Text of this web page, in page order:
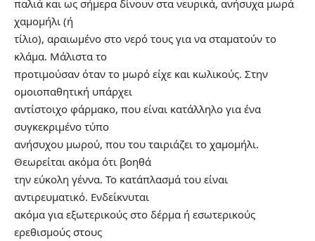
παλιά και ως σήμερα δίνουν στα νευρικά, ανήσυχα μωρά
χαμομήλι (ή
τίλιο), αραιωμένο στο νερό τους για να σταματούν το
κλάμα. Μάλιστα το
προτιμούσαν όταν το μωρό είχε και κωλικούς. Στην
ομοιοπαθητική υπάρχει
αντίστοιχο φάρμακο, που είναι κατάλληλο για ένα
συγκεκριμένο τύπο
ανήσυχου μωρού, που του ταιριάζει το χαμομήλι.
Θεωρείται ακόμα ότι βοηθά
την εύκολη γέννα. Το κατάπλασμά του είναι
αντιρευματικό. Ενδείκνυται
ακόμα για εξωτερικούς στο δέρμα ή εσωτερικούς
ερεθισμούς στους